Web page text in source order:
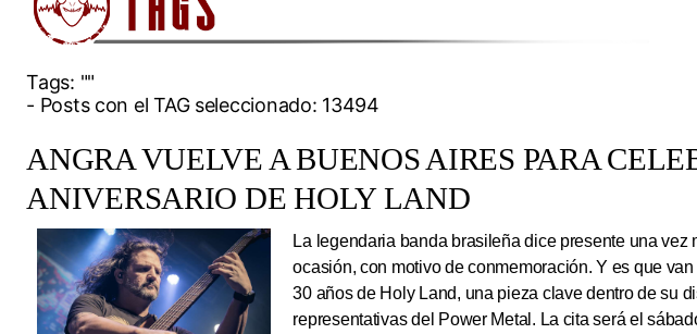
Tags: ""
- Posts con el TAG seleccionado: 13494
ANGRA VUELVE A BUENOS AIRES PARA
ANIVERSARIO DE HOLY LAND
La legendaria banda brasileña dice presente una vez
ocasión, con motivo de conmemoración. Y es que
30 años de Holy Land, una pieza clave dentro de su
representativas del Power Metal. La cita será el